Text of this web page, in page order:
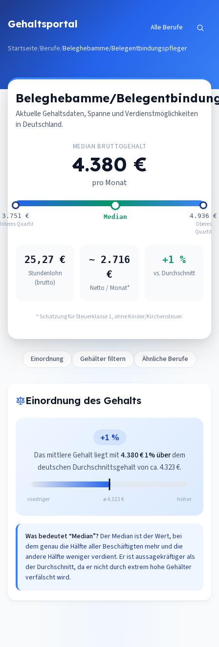
Gehaltsportal Alle Berufe
Startseite/Berufe/Beleghebamme/Belegentbindungspfleger
Beleghebamme/
Aktuelle Gehaltsdaten, Spanne und Verdienstmöglichkeiten
in Deutschland.
MEDIAN BRUTTOGEHALT
4.380 €
pro Monat
3.751 €
Quartil
Median
4.936 €
Oberes
Quartil
25,27 €
Stundenlohn
(brutto)
~ 2.716
€
Netto / Monat*
+1 %
vs. Durchschnitt
* Schätzung für Steuerklasse 1, ohne Kinder/Kirchensteuer.
Einordnung Gehälter filtern Ähnliche Berufe
Einordnung des Gehalts
+1 %
Das mittlere Gehalt liegt mit4.380 €1% überdem
deutschen Durchschnittsgehalt von ca. 4.323 €.
niedriger ø 4.323 € höher
Was bedeutet “Median”? Der Median ist der Wert, bei
dem genau die Hälfte aller Beschäftigten mehr und die
andere Hälfte weniger verdient. Er ist aussagekräftiger als
der Durchschnitt, da er nicht durch extrem hohe Gehälter
verfälscht wird.